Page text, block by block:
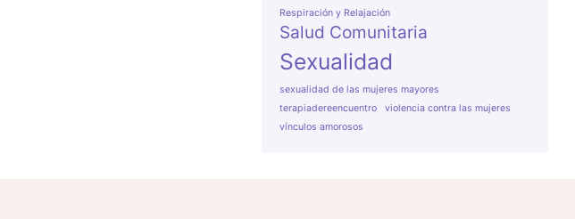
Respiración y Relajación
Salud Comunitaria
Sexualidad
sexualidad de las mujeres mayores
terapiadereencuentro
violencia contra las mujeres
vínculos amorosos